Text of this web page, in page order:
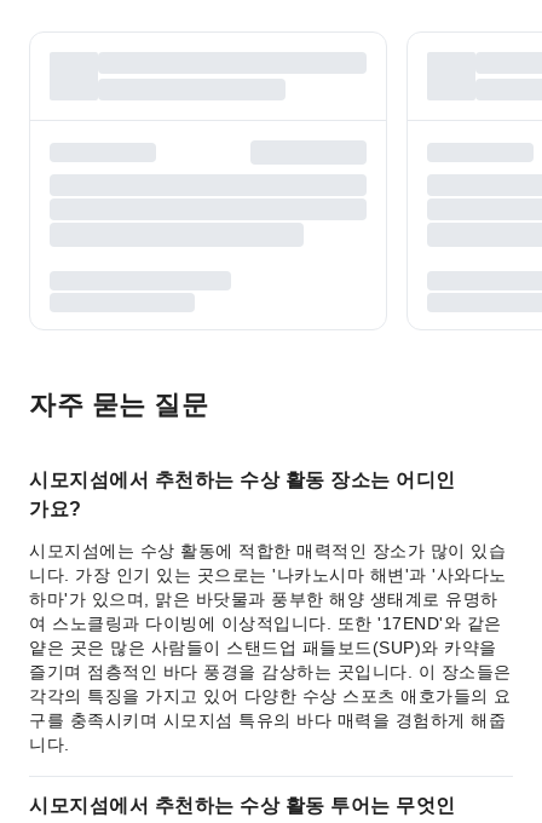
자주 묻는 질문
시모지섬에서 추천하는 수상 활동 장소는 어디인
가요?
시모지섬에는 수상 활동에 적합한 매력적인 장소가 많이 있습
니다. 가장 인기 있는 곳으로는 '나카노시마 해변'과 '사와다노
하마'가 있으며, 맑은 바닷물과 풍부한 해양 생태계로 유명하
여 스노클링과 다이빙에 이상적입니다. 또한 '17END'와 같은
얕은 곳은 많은 사람들이 스탠드업 패들보드(SUP)와 카약을
즐기며 점층적인 바다 풍경을 감상하는 곳입니다. 이 장소들은
각각의 특징을 가지고 있어 다양한 수상 스포츠 애호가들의 요
구를 충족시키며 시모지섬 특유의 바다 매력을 경험하게 해줍
니다.
시모지섬에서 추천하는 수상 활동 투어는 무엇인